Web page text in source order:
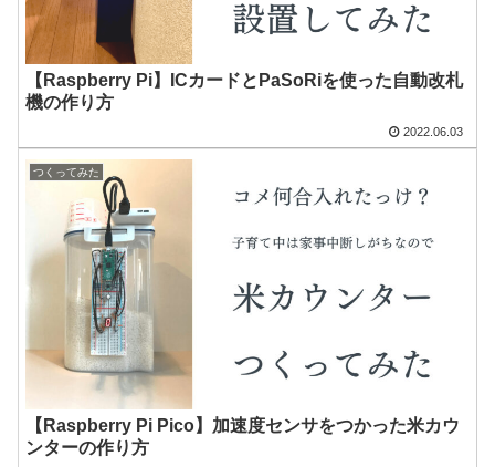
【Raspberry Pi】ICカードとPaSoRiを使った自動改札
機の作り方
2022.06.03
つくってみた
【Raspberry Pi Pico】加速度センサをつかった米カウ
ンターの作り方